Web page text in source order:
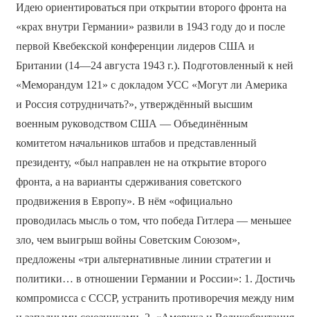
Идею ориентироваться при открытии второго фронта на
«крах внутри Германии» развили в 1943 году до и после
первой Квебекской конференции лидеров США и
Британии (14—24 августа 1943 г.). Подготовленный к ней
«Меморандум 121» с докладом УСС «Могут ли Америка
и Россия сотрудничать?», утверждённый высшим
военным руководством США — Объединённым
комитетом начальников штабов и представленный
президенту, «был направлен не на открытие второго
фронта, а на варианты сдерживания советского
продвижения в Европу». В нём «официально
проводилась мысль о том, что победа Гитлера — меньшее
зло, чем выигрыш войны Советским Союзом»,
предложены «три альтернативные линии стратегии и
политики… в отношении Германии и России»: 1. Достичь
компромисса с СССР, устранить противоречия между ним